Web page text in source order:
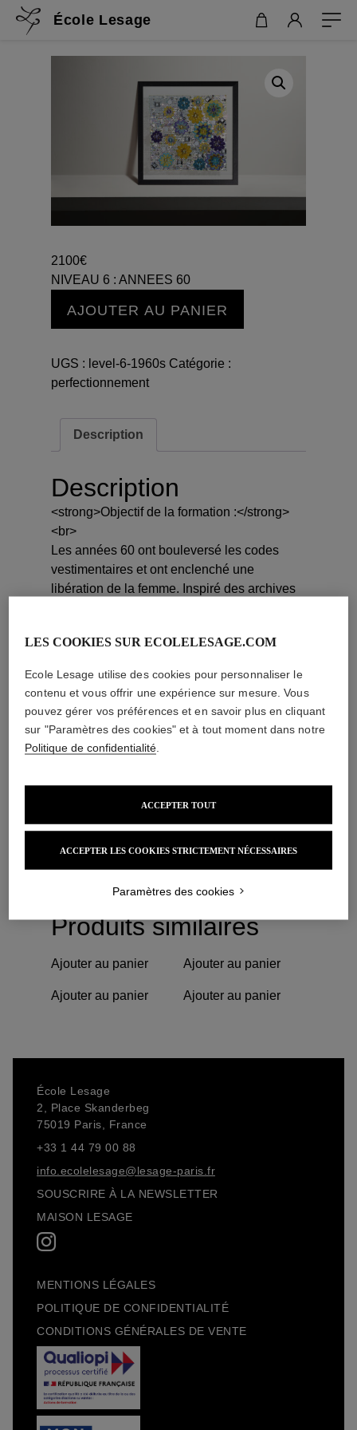
École Lesage
2100€
NIVEAU 6 : ANNEES 60
6
ANNEES
AJOUTER AU PANIER
UGS : level-6-1960s Catégorie :
perfectionnement
Description
Description
<strong>Objectif de la formation :</strong>
<br>
Les années 60 ont bouleversé les codes
vestimentaires et ont enclenché une
libération de la femme. Inspiré des archives
couleurs audacieuses et éléments aux effets
30 heures de cours sont nécessaires.
<br>
<br>
Exercices pratiques individuels
<strong>Delivrance d’une attestation de
Produits similaires
Ajouter au panier Ajouter au panier
Ajouter au panier Ajouter au panier
École Lesage
2, Place Skanderbeg
75019 Paris, France
+33 1 44 79 00 88
info.ecolelesage@lesage-paris.fr
SOUSCRIRE À LA NEWSLETTER
MAISON LESAGE
MENTIONS LÉGALES
POLITIQUE DE CONFIDENTIALITÉ
CONDITIONS GÉNÉRALES DE VENTE
LES COOKIES SUR ECOLELESAGE.COM
Ecole Lesage utilise des cookies pour personnaliser le
contenu et vous offrir une expérience sur mesure. Vous
pouvez gérer vos préférences et en savoir plus en cliquant
sur "Paramètres des cookies" et à tout moment dans notre
Politique de confidentialité
ACCEPTER LES COOKIES STRICTEMENT NÉCESSAIRES
ACCEPTER TOUT
Paramètres des cookies